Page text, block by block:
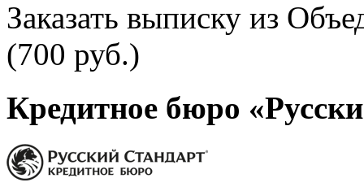
Заказать выписку из
(700 руб.)
Кредитное бюро